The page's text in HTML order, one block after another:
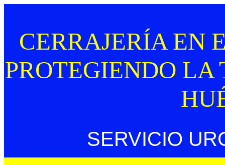
CERRAJERÍA EN
PROTEGIENDO
SERVICIO